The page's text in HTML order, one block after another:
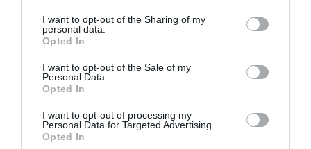
I want to opt-out of the Sharing of my
personal data.
Opted In
I want to opt-out of the Sale of my
Personal Data.
Opted In
I want to opt-out of processing my
Personal Data for Targeted Advertising.
Opted In
1 2 3
ZAS DESDE 1999